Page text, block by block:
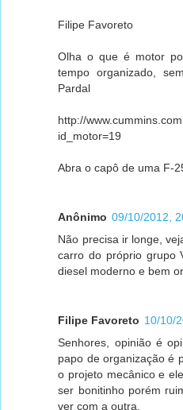
Filipe Favoreto
Olha o que é motor
tempo organizado,
Pardal
http://
id_motor=19
Abra o capô de uma F-
Anônimo 09/10/2012,
Não precisa ir longe,
carro do próprio grupo
diesel moderno e bem
Filipe Favoreto 10/10/
Senhores, opinião é
papo de organização é
o projeto mecânico e
ser bonitinho porém
ver com a outra.